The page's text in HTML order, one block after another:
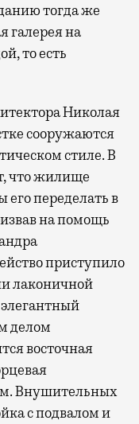
тогда же
галерея на
то есть
Николая
сооружаются
стиле. В
что жилище
его переделать в
на помощь
приступило
лаконичной
делом
восточная
Внушительных
с подвалом и